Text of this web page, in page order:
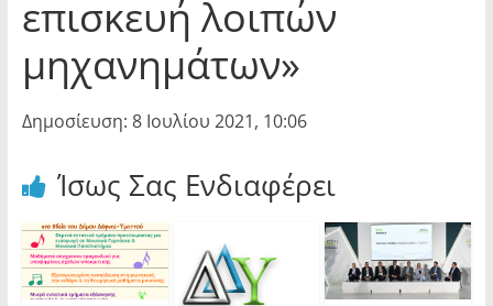
επισκευή λοιπών
μηχανημάτων»
Δημοσίευση: 8 Ιουλίου 2021, 10:06
Ίσως Σας Ενδιαφέρει